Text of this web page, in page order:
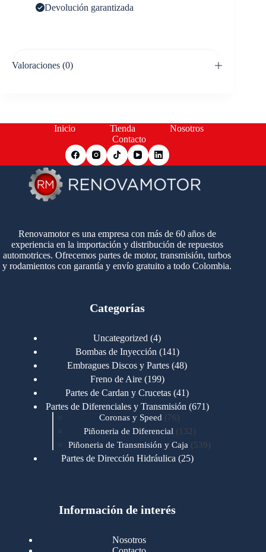
Devolución garantizada
Valoraciones (0)
Inicio Tienda
Nosotros
Contacto
Renovamotor es una empresa con más de 60 años de
experiencia en la importación y distribución de repuestos
automotrices. Ofrecemos partes de motor, transmisión, turbos
y rodamientos con garantía y envío gratuito a todo Colombia.
Categorías
Uncategorized 44
productos
Bombas de Inyección 141141
productos
Embragues Discos y Partes 4848
Freno de Aire 199199
productos
Partes de Cardan y Crucetas 4141
productos
Partes de Diferenciales y Transmisión 671671
Coronas y Speed 7676
productos
Piñoneria de Diferencial 132 132
productos
Piñoneria de Transmisión y Caja 539539
Partes de Dirección Hidráulica 2525
Motores Cummins 723
Cummins B/C 855
Información de interés
Nosotros